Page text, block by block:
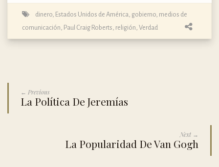
dinero Estados Unidos de América gobierno medios de
comunicación Paul Craig Roberts religión Verdad
← Previous
La Política De Jeremías
Next →
La Popularidad De Van Gogh